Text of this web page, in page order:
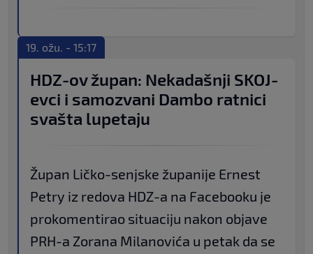
19. ožu. - 15:17
HDZ-ov župan: Nekadašnji SKOJ-
evci i samozvani Dambo ratnici
svašta lupetaju
Župan Ličko-senjske županije Ernest
Petry iz redova HDZ-a na Facebooku je
prokomentirao situaciju nakon objave
PRH-a Zorana Milanovića u petak da se